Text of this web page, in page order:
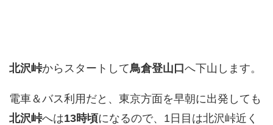
北沢峠からスタートして鳥倉登山口へ下山します。
電車＆バス利用だと、東京方面を早朝に出発しても
北沢峠へは13時頃になるので、1日目は北沢峠近く